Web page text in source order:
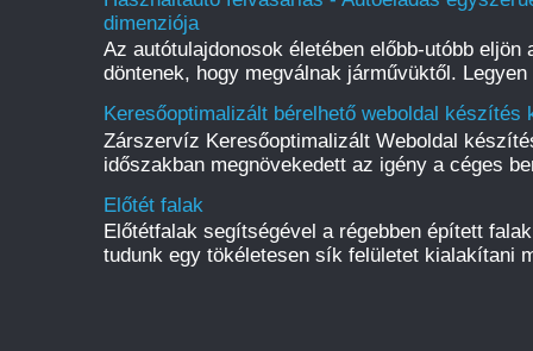
dimenziója
Az autótulajdonosok életében előbb-utóbb eljön
döntenek, hogy megválnak járművüktől.
Keresőoptimalizált bérelhető weboldal
Zárszervíz Keresőoptimalizált Weboldal
időszakban megnövekedett az igény a céges
Előtét falak
Előtétfalak segítségével a régebben épített
tudunk egy tökéletesen sík felületet kialakítani